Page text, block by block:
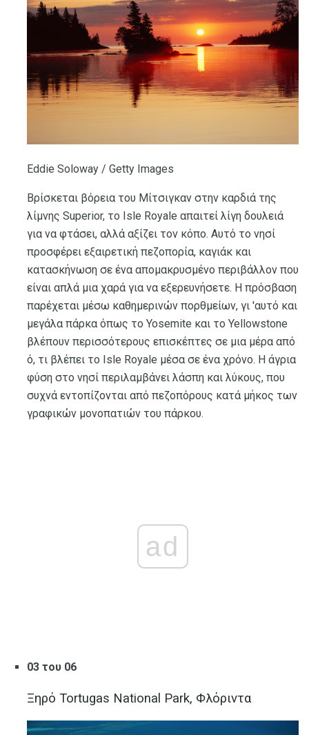
Eddie Soloway / Getty Images
Βρίσκεται βόρεια του Μίτσιγκαν στην καρδιά της
λίμνης Superior, το Isle Royale απαιτεί λίγη δουλειά
για να φτάσει, αλλά αξίζει τον κόπο. Αυτό το νησί
προσφέρει εξαιρετική πεζοπορία, καγιάκ και
κατασκήνωση σε ένα απομακρυσμένο περιβάλλον που
είναι απλά μια χαρά για να εξερευνήσετε. Η πρόσβαση
παρέχεται μέσω καθημερινών πορθμείων, γι 'αυτό και
μεγάλα πάρκα όπως το Yosemite και το Yellowstone
βλέπουν περισσότερους επισκέπτες σε μια μέρα από
ό, τι βλέπει το Isle Royale μέσα σε ένα χρόνο. Η άγρια ​​
φύση στο νησί περιλαμβάνει λάσπη και λύκους, που
συχνά εντοπίζονται από πεζοπόρους κατά μήκος των
γραφικών μονοπατιών του πάρκου.
ad
03 του 06
Ξηρό Tortugas National Park, Φλόριντα